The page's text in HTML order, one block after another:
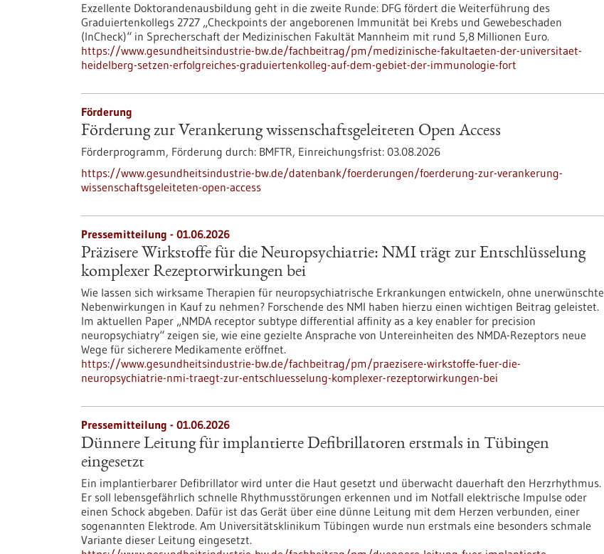
Exzellente Doktorandenausbildung geht in die zweite Runde: DFG fördert die Weiterführung des
Graduiertenkollegs 2727 „Checkpoints der angeborenen Immunität bei Krebs und Gewebeschaden
(InCheck)“ in Sprecherschaft der Medizinischen Fakultät Mannheim mit rund 5,8 Millionen Euro.
https://www.gesundheitsindustrie-bw.de/fachbeitrag/pm/medizinische-fakultaeten-der-universitaet-
heidelberg-setzen-erfolgreiches-graduiertenkolleg-auf-dem-gebiet-der-immunologie-fort
Förderung
Förderung zur Verankerung wissenschaftsgeleiteten Open Access
Förderprogramm, Förderung durch: BMFTR, Einreichungsfrist: 03.08.2026
https://www.gesundheitsindustrie-bw.de/datenbank/foerderungen/foerderung-zur-verankerung-
wissenschaftsgeleiteten-open-access
Pressemitteilung - 01.06.2026
Präzisere Wirkstoffe für die Neuropsychiatrie: NMI trägt zur Entschlüsselung
komplexer Rezeptorwirkungen bei
Wie lassen sich wirksame Therapien für neuropsychiatrische Erkrankungen entwickeln, ohne unerwünschte
Nebenwirkungen in Kauf zu nehmen? Forschende des NMI haben hierzu einen wichtigen Beitrag geleistet.
Im aktuellen Paper „NMDA receptor subtype differential affinity as a key enabler for precision
neuropsychiatry“ zeigen sie, wie eine gezielte Ansprache von Untereinheiten des NMDA-Rezeptors neue
Wege für sicherere Medikamente eröffnet.
https://www.gesundheitsindustrie-bw.de/fachbeitrag/pm/praezisere-wirkstoffe-fuer-die-
neuropsychiatrie-nmi-traegt-zur-entschluesselung-komplexer-rezeptorwirkungen-bei
Pressemitteilung - 01.06.2026
Dünnere Leitung für implantierte Defibrillatoren erstmals in Tübingen
eingesetzt
Ein implantierbarer Defibrillator wird unter die Haut gesetzt und überwacht dauerhaft den Herzrhythmus.
Er soll lebensgefährlich schnelle Rhythmusstörungen erkennen und im Notfall elektrische Impulse oder
einen Schock abgeben. Dafür ist das Gerät über eine dünne Leitung mit dem Herzen verbunden, einer
sogenannten Elektrode. Am Universitätsklinikum Tübingen wurde nun erstmals eine besonders schmale
Variante dieser Leitung eingesetzt.